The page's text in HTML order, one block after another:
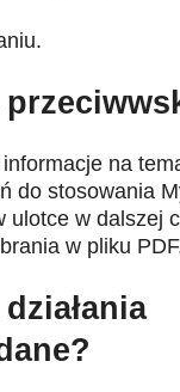
informacje na
do stosowania
ulotce w dalszej
w pliku